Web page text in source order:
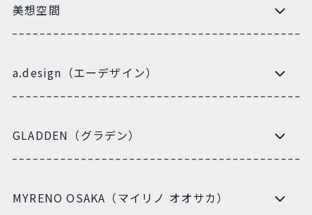
美想空間
a.design（エーデザイン）
GLADDEN（グラデン）
MYRENO OSAKA（マイリノ オオサカ）